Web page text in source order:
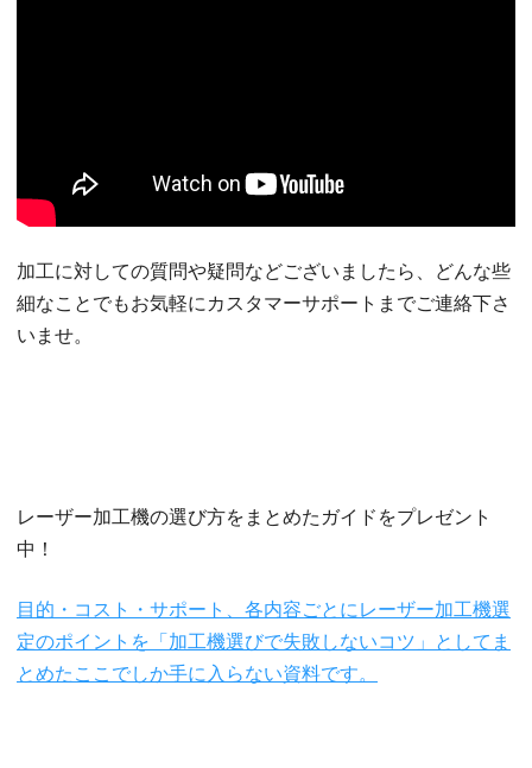
加工に対しての質問や疑問などございましたら、どんな些
細なことでもお気軽にカスタマーサポートまでご連絡下さ
いませ。
レーザー加工機の選び方をまとめたガイドをプレゼント
中！
目的・コスト・サポート、各内容ごとにレーザー加工機選
定のポイントを「加工機選びで失敗しないコツ」としてま
とめたここでしか手に入らない資料です。